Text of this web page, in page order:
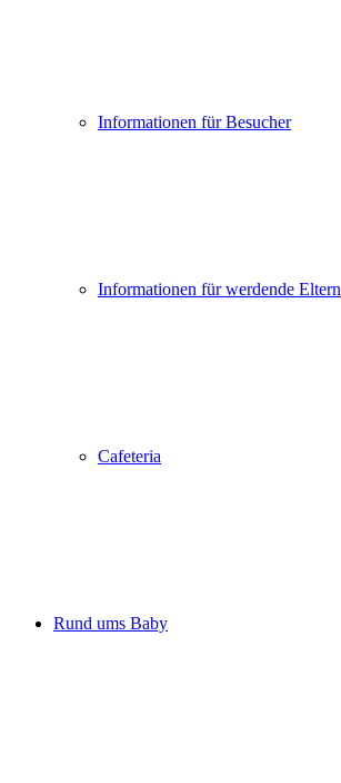
Informationen für Besucher
Informationen für werdende Eltern
Cafeteria
Rund ums Baby